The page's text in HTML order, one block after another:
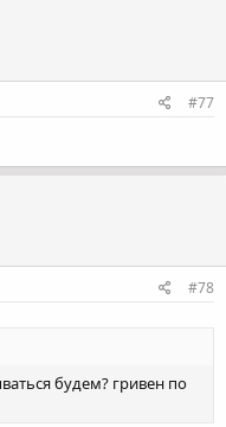
#77
#78
будем? гривен по